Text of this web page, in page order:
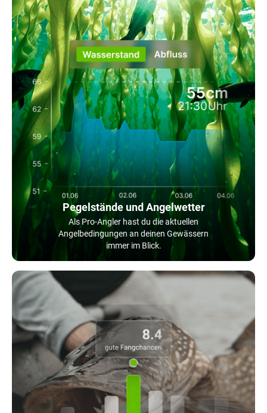
Pegelstände und Angelwetter
Als Pro-Angler hast du die aktuellen
Angelbedingungen an deinen Gewässern
immer im Blick.